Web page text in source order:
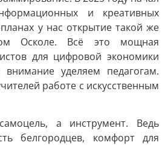
и креативных
у нас открытие такой же
Осколе. Всё это мощная
для цифровой экономики
внимание уделяем педагогам.
работе с искусственным
а инструмент. Ведь
белгородцев, комфорт для